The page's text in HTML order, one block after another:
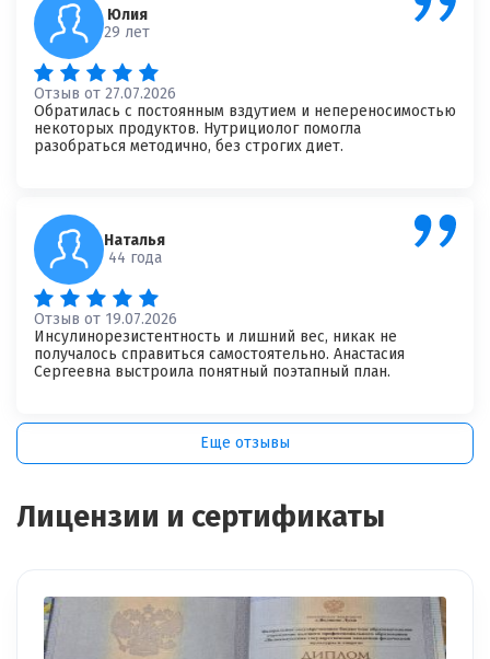
Юлия
29 лет
Отзыв от 27.07.2026
Обратилась с постоянным вздутием и непереносимостью
некоторых продуктов. Нутрициолог помогла
разобраться методично, без строгих диет.
Наталья
44 года
Отзыв от 19.07.2026
Инсулинорезистентность и лишний вес, никак не
получалось справиться самостоятельно. Анастасия
Сергеевна выстроила понятный поэтапный план.
Еще отзывы
Лицензии и сертификаты
×
Спасибо, ваш отзыв на рассмотрении!
Имя
Ваш возраст
Отзыв о враче